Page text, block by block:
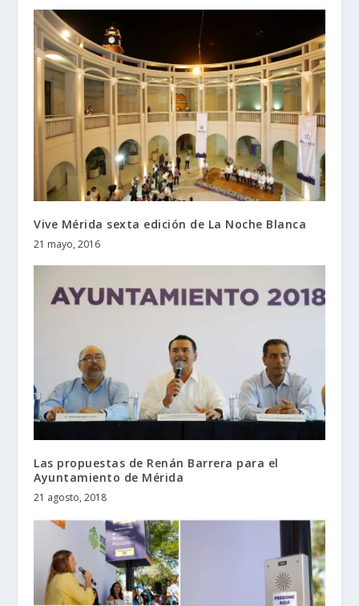
Vive Mérida sexta edición de La Noche Blanca
21 mayo, 2016
Las propuestas de Renán Barrera para el
Ayuntamiento de Mérida
21 agosto, 2018